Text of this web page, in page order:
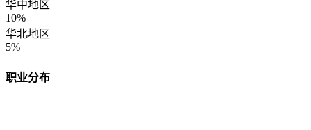
华中地区
10%
华北地区
5%
职业分布